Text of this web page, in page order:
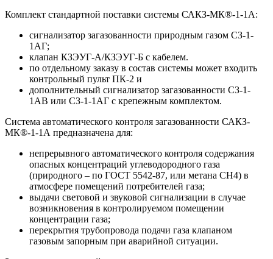
Комплект стандартной поставки системы САКЗ-МК®-1-1А:
сигнализатор загазованности природным газом СЗ-1-
1АГ;
клапан КЗЭУГ-А/КЗЭУГ-Б с кабелем.
по отдельному заказу в состав системы может входить
контрольный пульт ПК-2 и
дополнительный сигнализатор загазованности СЗ-1-
1АВ или СЗ-1-1АГ с крепежным комплектом.
Система автоматического контроля загазованности САКЗ-
МК®-1-1А предназначена для:
непрерывного автоматического контроля содержания
опасных концентраций углеводородного газа
(природного – по ГОСТ 5542-87, или метана СН4) в
атмосфере помещений потребителей газа;
выдачи световой и звуковой сигнализации в случае
возникновения в контролируемом помещении
концентрации газа;
перекрытия трубопровода подачи газа клапаном
газовым запорным при аварийной ситуации.